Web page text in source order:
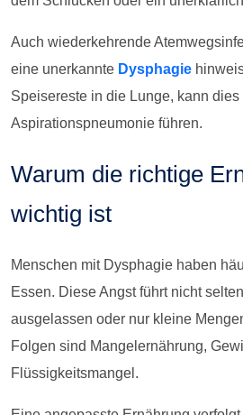
Auch wiederkehrende
eine unerkannte Dysphagie
Speisereste in die Lunge, kann
Aspirationspneumonie führen.
Warum die richtige
wichtig ist
Menschen mit Dysphagie haben
Essen. Diese Angst führt nicht
ausgelassen oder nur kleine
Folgen sind Mangelernährung,
Flüssigkeitsmangel.